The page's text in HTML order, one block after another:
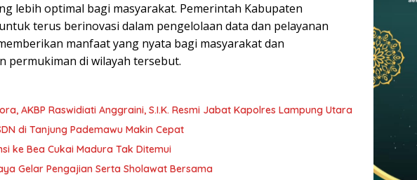
lebih optimal bagi masyarakat. Pemerintah Kabupaten
terus berinovasi dalam pengelolaan data dan pelayanan
manfaat yang nyata bagi masyarakat dan
permukiman di wilayah tersebut.
AKBP Raswidiati Anggraini, S.I.K. Resmi Jabat Kapolres Lampung Utara
di Tanjung Pademawu Makin Cepat
ke Bea Cukai Madura Tak Ditemui
Gelar Pengajian Serta Sholawat Bersama